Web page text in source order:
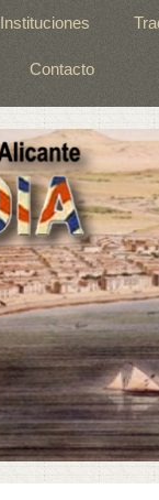
Instituciones
Contacto